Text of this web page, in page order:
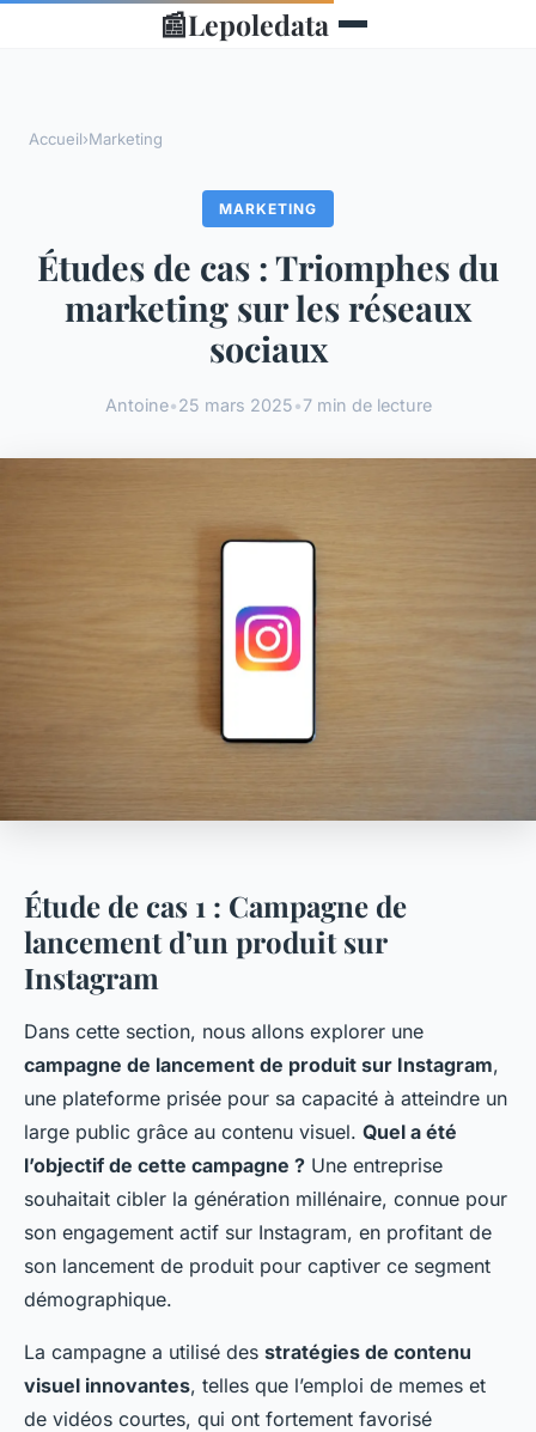
📰Lepoledata
Accueil›Marketing
MARKETING
Études de cas : Triomphes du
marketing sur les réseaux
sociaux
Antoine•25 mars 2025•7 min de lecture
Étude de cas 1 : Campagne de
lancement d’un produit sur
Instagram
Dans cette section, nous allons explorer une
campagne de lancement de produit sur Instagram,
une plateforme prisée pour sa capacité à atteindre un
large public grâce au contenu visuel. Quel a été
l’objectif de cette campagne ? Une entreprise
souhaitait cibler la génération millénaire, connue pour
son engagement actif sur Instagram, en profitant de
son lancement de produit pour captiver ce segment
démographique.
La campagne a utilisé des stratégies de contenu
visuel innovantes, telles que l’emploi de memes et
de vidéos courtes, qui ont fortement favorisé